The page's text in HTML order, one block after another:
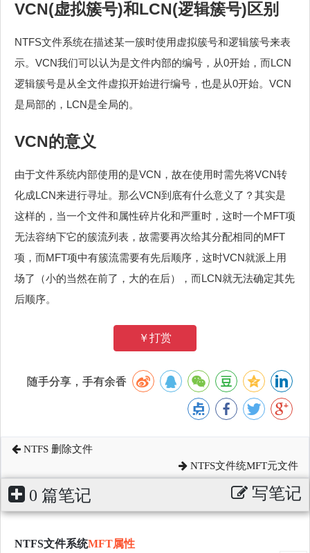
VCN(虚拟簇号)和LCN(逻辑簇号)区别
NTFS文件系统在描述某一簇时使用虚拟簇号和逻辑簇号来表
示。VCN我们可以认为是文件内部的编号，从0开始，而LCN
逻辑簇号是从全文件虚拟开始进行编号，也是从0开始。VCN
是局部的，LCN是全局的。
VCN的意义
由于文件系统内部使用的是VCN，故在使用时需先将VCN转
化成LCN来进行寻址。那么VCN到底有什么意义了？其实是
这样的，当一个文件和属性碎片化和严重时，这时一个MFT项
无法容纳下它的簇流列表，故需要再次给其分配相同的MFT
项，而MFT项中有簇流需要有先后顺序，这时VCN就派上用
场了（小的当然在前了，大的在后），而LCN就无法确定其先
后顺序。
￥打赏
随手分享，手有余香
NTFS 删除文件
NTFS文件统MFT元文件
0 篇笔记 写笔记
NTFS文件系统MFT属性